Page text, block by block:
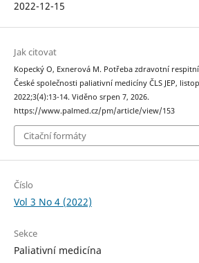
2022-12-15
Jak citovat
Kopecký O, Exnerová M. Potřeba zdravotní
České společnosti paliativní medicíny ČLS JEP,
2022;3(4):13-14. Viděno srpen 7, 2026.
https://www.palmed.cz/pm/article/view/153
Citační formáty
Číslo
Vol 3 No 4 (2022)
Sekce
Paliativní medicína